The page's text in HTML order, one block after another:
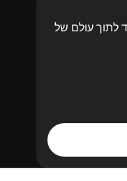
לתוך עולם של